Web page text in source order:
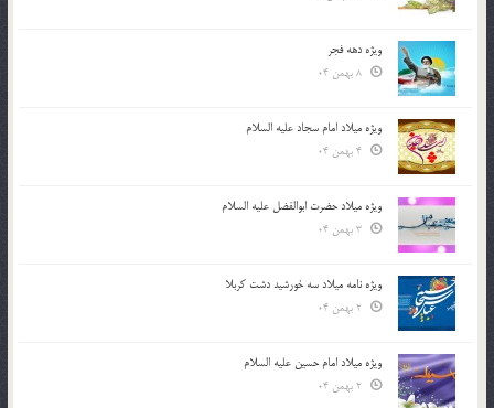
ویژه دهه فجر
ویژه میلاد امام سجاد علیه السلام
ویژه میلاد حضرت ابوالفضل علیه السلام
ویژه نامه میلاد سه خورشید دشت کربلا
ویژه میلاد امام حسین علیه السلام